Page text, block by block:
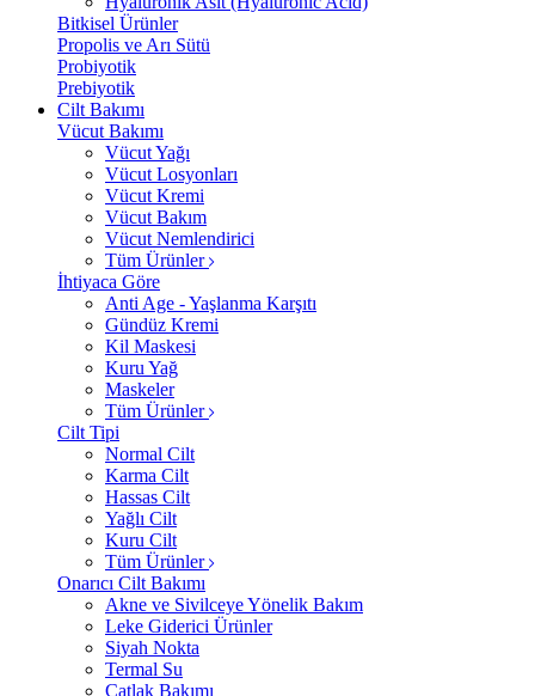
Bitkisel Ürünler
Propolis ve Arı Sütü
Probiyotik
Prebiyotik
Cilt Bakımı
Vücut Bakımı
Vücut Yağı
Vücut Losyonları
Vücut Kremi
Vücut Bakım
Vücut Nemlendirici
Tüm Ürünler
İhtiyaca Göre
Anti Age - Yaşlanma Karşıtı
Gündüz Kremi
Kil Maskesi
Kuru Yağ
Maskeler
Tüm Ürünler
Cilt Tipi
Normal Cilt
Karma Cilt
Hassas Cilt
Yağlı Cilt
Kuru Cilt
Tüm Ürünler
Onarıcı Cilt Bakımı
Akne ve Sivilceye Yönelik Bakım
Leke Giderici Ürünler
Siyah Nokta
Termal Su
Çatlak Bakımı